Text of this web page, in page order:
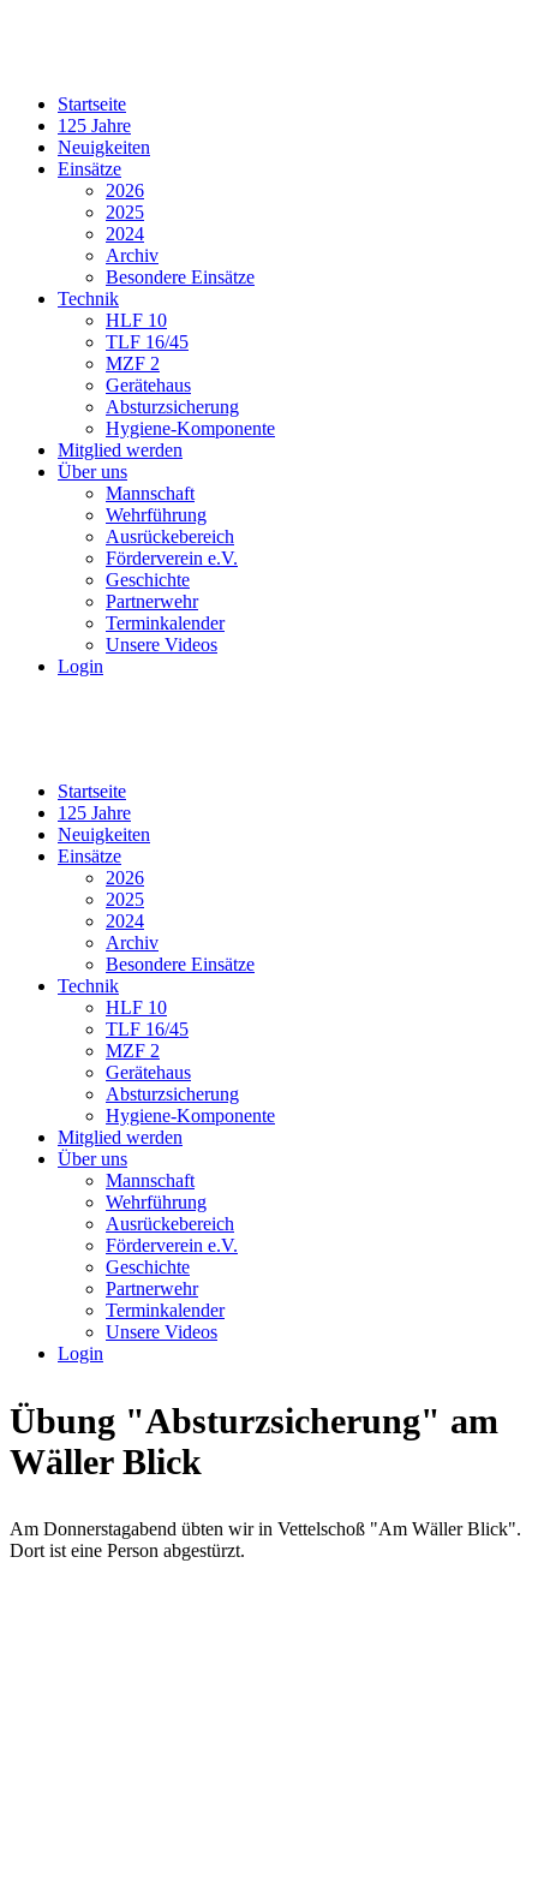
Startseite
125 Jahre
Neuigkeiten
Einsätze
2026
2025
2024
Archiv
Besondere Einsätze
Technik
HLF 10
TLF 16/45
MZF 2
Gerätehaus
Absturzsicherung
Hygiene-Komponente
Mitglied werden
Über uns
Mannschaft
Wehrführung
Ausrückebereich
Förderverein e.V.
Geschichte
Partnerwehr
Terminkalender
Unsere Videos
Login
Startseite
125 Jahre
Neuigkeiten
Einsätze
2026
2025
2024
Archiv
Besondere Einsätze
Technik
HLF 10
TLF 16/45
MZF 2
Gerätehaus
Absturzsicherung
Hygiene-Komponente
Mitglied werden
Über uns
Mannschaft
Wehrführung
Ausrückebereich
Förderverein e.V.
Geschichte
Partnerwehr
Terminkalender
Unsere Videos
Login
Übung "Absturzsicherung" am
Wäller Blick
Am Donnerstagabend übten wir in Vettelschoß "Am Wäller Blick".
Dort ist eine Person abgestürzt.